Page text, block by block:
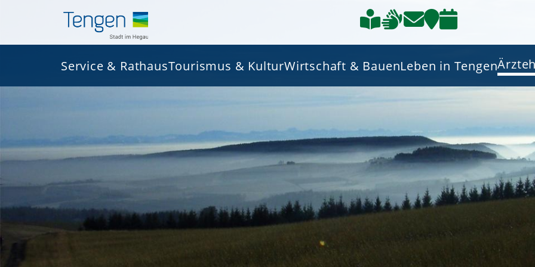
Service & RathausTourismus & KulturWirtschaft & BauenLeben in Tengen